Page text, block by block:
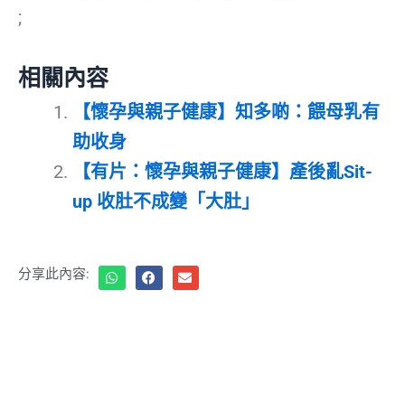
;
相關內容
【懷孕與親子健康】知多啲：餵母乳有
助收身
【有片：懷孕與親子健康】產後亂Sit-
up 收肚不成變「大肚」
分享此內容: